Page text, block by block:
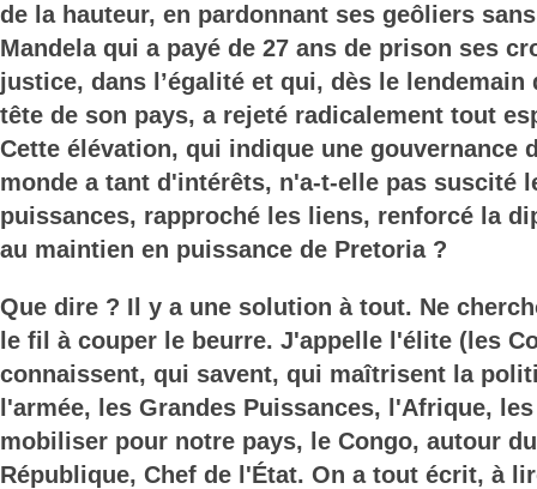
de la hauteur, en pardonnant ses geôliers
Mandela qui a payé de 27 ans de prison ses
justice, dans l’égalité et qui, dès le lendemain
tête de son pays, a rejeté radicalement tout
Cette élévation, qui indique une gouvernance
monde a tant d'intérêts, n'a-t-elle pas suscité
puissances, rapproché les liens, renforcé la
au maintien en puissance de Pretoria ?
Que dire ? Il y a une solution à tout. Ne
le fil à couper le beurre. J'appelle l'élite (les
connaissent, qui savent, qui maîtrisent la
l'armée, les Grandes Puissances, l'Afrique,
mobiliser pour notre pays, le Congo, autour
République, Chef de l'État. On a tout écrit, à